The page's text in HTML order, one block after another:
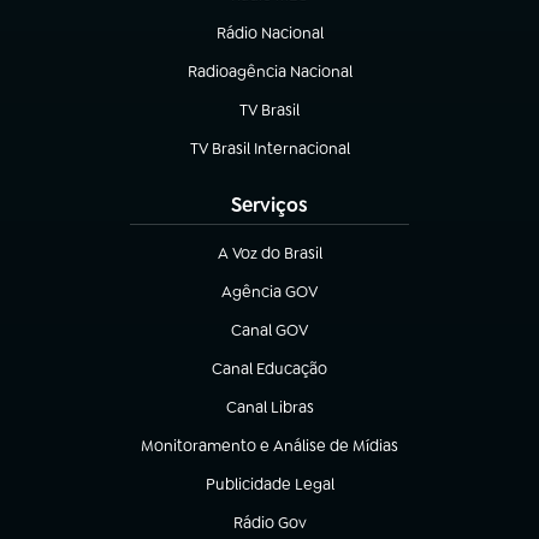
Rádio Nacional
Radioagência Nacional
(abre em nova aba)
TV Brasil
(abre em nova aba)
TV Brasil Internacional
(abre em nova aba)
Serviços
A Voz do Brasil
(abre em nova aba)
Agência GOV
(abre em nova aba)
Canal GOV
(abre em nova aba)
Canal Educação
(abre em nova aba)
Canal Libras
(abre em nova aba)
Monitoramento e Análise de Mídias
(abre em nova aba)
Publicidade Legal
(abre em nova aba)
Rádio Gov
(abre em nova aba)